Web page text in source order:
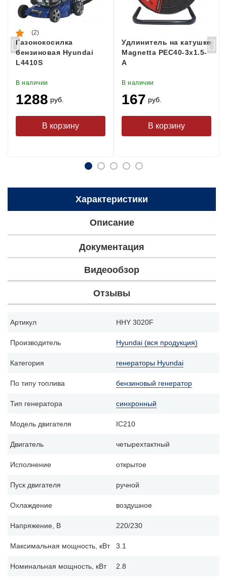
Газонокосилка
бензиновая Hyundai
L4410S
(2)
В наличии
1288 руб.
Удлинитель на катушке
Magnetta PEC40-3x1.5-
A
В наличии
167 руб.
Характеристики
Описание
Документация
Видеообзор
Отзывы
Артикул HHY 3020F
Производитель Hyundai (вся продукция)
Категория генераторы Hyundai
По типу топлива бензиновый генератор
Тип генератора синхронный
Модель двигателя ІС210
Двигатель четырехтактный
Исполнение открытое
Пуск двигателя ручной
Охлаждение воздушное
Напряжение, В 220/230
Максимальная мощность, кВт 3.1
Номинальная мощность, кВт 2.8